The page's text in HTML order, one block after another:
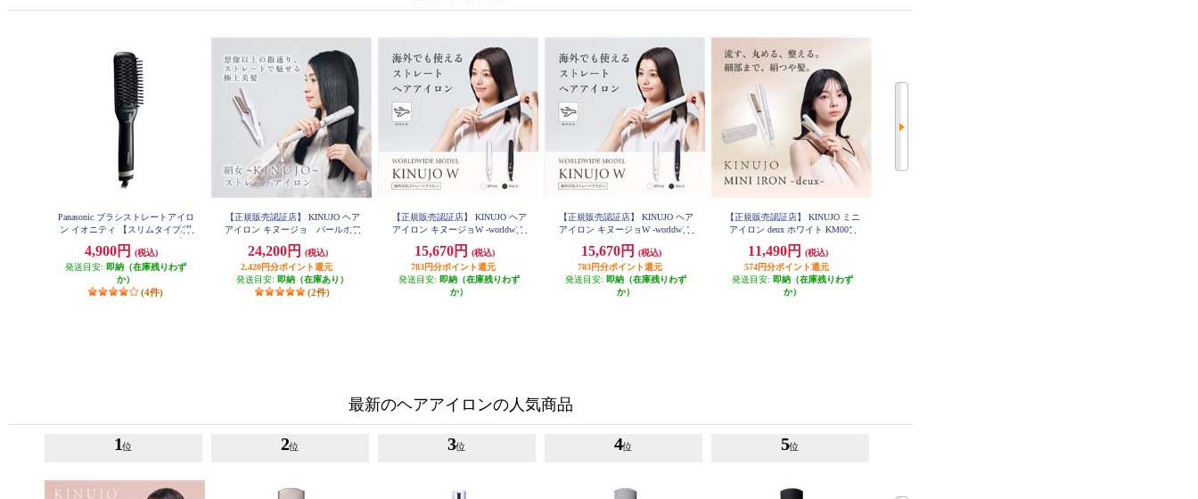
Panasonic ブラシストレートアイロ
ン イオニティ 【スリムタイプ/温
H-HS21-K
4,900円
(税込)
発送目安: 即納（在庫残りわず
か）
(4件)
【正規販売認証店】 KINUJO ヘア
アイロン キヌージョ パールホワ
24,200円
(税込)
2,420円分ポイント還元
発送目安: 即納（在庫あり）
(2件)
【正規販売認証店】 KINUJO ヘア
アイロン キヌージョW -worldwide
15,670円
(税込)
783円分ポイント還元
発送目安: 即納（在庫残りわず
か）
【正規販売認証店】 KINUJO ヘア
アイロン キヌージョW -worldwide
15,670円
(税込)
783円分ポイント還元
発送目安: 即納（在庫残りわず
か）
【正規販売認証店】 KINUJO ミニ
アイロン deux ホワイト KM001
11,490円
(税込)
574円分ポイント還元
発送目安: 即納（在庫残りわず
か）
最新のヘアアイロンの人気商品
1位 2位 3位 4位 5位